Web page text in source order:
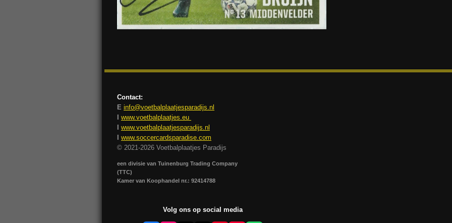
Contact:
E info@voetbalplaatjesparadijs.nl
I www.voetbalplaatjes.eu
I www.voetbalplaatjesparadijs.nl
I www.soccercardsparadise.com
© 2021-2026 Voetbalplaatjes Paradijs
een divisie van Tuinenburg Trading Company
(TTC)
Kamer van Koophandel nr.: 92414788
Volg ons op social media